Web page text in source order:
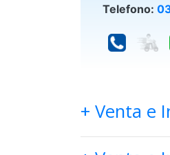
Telefono:
+ Venta e